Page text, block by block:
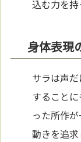
込む力を持
身体表現
サラは声
すること
った所作
動きを追